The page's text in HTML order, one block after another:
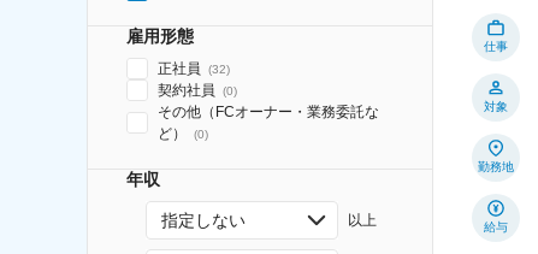
雇用形態
正社員 (32)
契約社員 (0)
その他（FCオーナー・業務委託な
ど）
(0)
年収
指定しない 以上
仕事
対象
勤務地
給与